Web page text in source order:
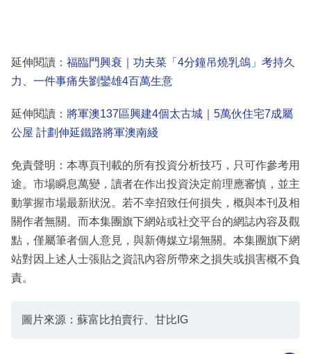
延伸閱讀： 福臨門興衰｜功夫菜「4分鐘吊燒乳鴿」考持久
力、一件事痛失劉鑾雄4百萬生意
延伸閱讀： 將軍澳137區興建4個太古城｜5萬伙住宅7成屬
公屋 計劃伸延鐵路將軍澳南綫
免責聲明：本專頁刊載的所有投資分析技巧，只可作參考用
途。市場瞬息萬變，讀者在作出投資決定前理應審慎，並主
動掌握市場最新狀況。若不幸招致任何損失，概與本刊及相
關作者無關。而本集團旗下網站或社交平台的網誌內容及觀
點，僅屬筆者個人意見，與新傳媒立場無關。本集團旗下網
站對因上述人士張貼之資訊內容所帶來之損失或損害概不負
責。
圖片來源：蘇富比拍賣行、甘比IG